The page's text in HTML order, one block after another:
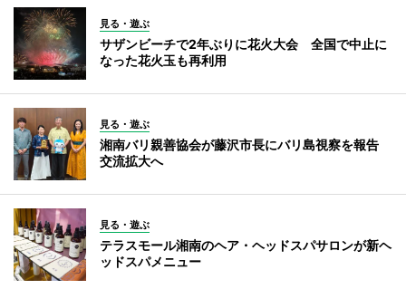
見る・遊ぶ
サザンビーチで2年ぶりに花火大会 全国で中止に
なった花火玉も再利用
見る・遊ぶ
湘南バリ親善協会が藤沢市長にバリ島視察を報告
交流拡大へ
見る・遊ぶ
テラスモール湘南のヘア・ヘッドスパサロンが新ヘ
ッドスパメニュー